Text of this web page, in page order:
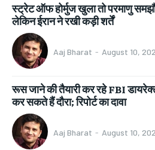
स्ट्रेट ऑफ होर्मुज खुला तो परमाणु
लेकिन ईरान ने रखी कड़ी शर्तें
Aaj Bharat - August 10,
रूस जाने की तैयारी कर रहे FBI
कर सकते हैं दौरा; रिपोर्ट का दावा
Aaj Bharat - August 10,